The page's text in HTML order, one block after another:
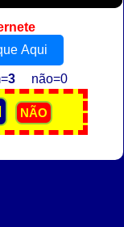
Aqui
3 não=0